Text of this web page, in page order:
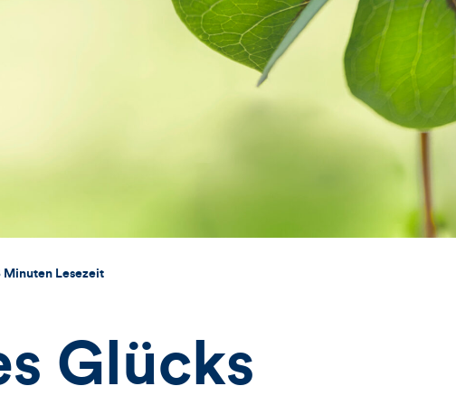
Minuten Lesezeit
Glücks